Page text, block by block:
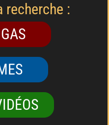
recherche :